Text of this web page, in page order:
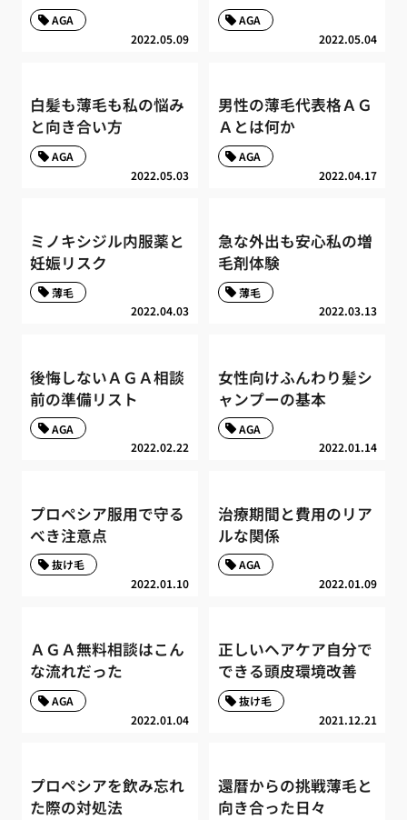
2022.05.09
AGA
2022.05.04
AGA
白髪も薄毛も私の悩み
と向き合い方
2022.05.03
AGA
男性の薄毛代表格ＡＧ
Ａとは何か
2022.04.17
AGA
ミノキシジル内服薬と
妊娠リスク
2022.04.03
薄毛
急な外出も安心私の増
毛剤体験
2022.03.13
薄毛
後悔しないＡＧＡ相談
前の準備リスト
2022.02.22
AGA
女性向けふんわり髪シ
ャンプーの基本
2022.01.14
AGA
プロペシア服用で守る
べき注意点
2022.01.10
抜け毛
治療期間と費用のリア
ルな関係
2022.01.09
AGA
ＡＧＡ無料相談はこん
な流れだった
2022.01.04
AGA
正しいヘアケア自分で
できる頭皮環境改善
2021.12.21
抜け毛
プロペシアを飲み忘れ
た際の対処法
還暦からの挑戦薄毛と
向き合った日々